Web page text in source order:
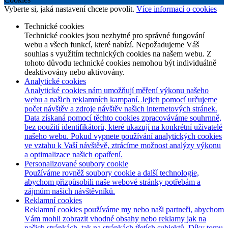
Vyberte si, jaká nastavení chcete povolit. Více informací o cookies
Technické cookies
Technické cookies jsou nezbytné pro správné fungování
webu a všech funkcí, které nabízí. Nepožadujeme Váš
souhlas s využitím technických cookies na našem webu. Z
tohoto důvodu technické cookies nemohou být individuálně
deaktivovány nebo aktivovány.
Analytické cookies
Analytické cookies nám umožňují měření výkonu našeho
webu a našich reklamních kampaní. Jejich pomocí určujeme
počet návštěv a zdroje návštěv našich internetových stránek.
Data získaná pomocí těchto cookies zpracováváme souhrnně,
bez použití identifikátorů, které ukazují na konkrétní uživatelé
našeho webu. Pokud vypnete používání analytických cookies
ve vztahu k Vaší návštěvě, ztrácíme možnost analýzy výkonu
a optimalizace našich opatření.
Personalizované soubory cookie
Používáme rovněž soubory cookie a další technologie,
abychom přizpůsobili naše webové stránky potřebám a
zájmům našich návštěvníků.
Reklamní cookies
Reklamní cookies používáme my nebo naši partneři, abychom
Vám mohli zobrazit vhodné obsahy nebo reklamy jak na